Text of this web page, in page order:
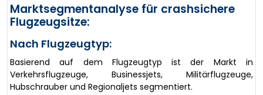
Marktsegmentanalyse für crashsichere
Flugzeugsitze:
Nach Flugzeugtyp:
Basierend auf dem Flugzeugtyp ist der Markt in
Verkehrsflugzeuge, Businessjets, Militärflugzeuge,
Hubschrauber und Regionaljets segmentiert.